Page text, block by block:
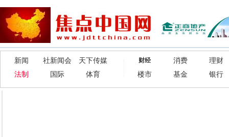
新闻 社新闻会
天下传媒
法制
国际 体育
财经 消费
理财
楼市
基金 银行